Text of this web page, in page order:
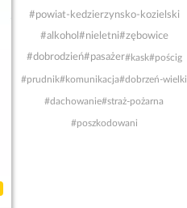
#powiat-kedzierzynsko-kozielski
#alkohol #nieletni#zębowice
#dobrodzień#pasażer#kask#pościg
#prudnik#komunikacja#dobrzeń-wielki
#dachowanie#straż-pożarna
#poszkodowani